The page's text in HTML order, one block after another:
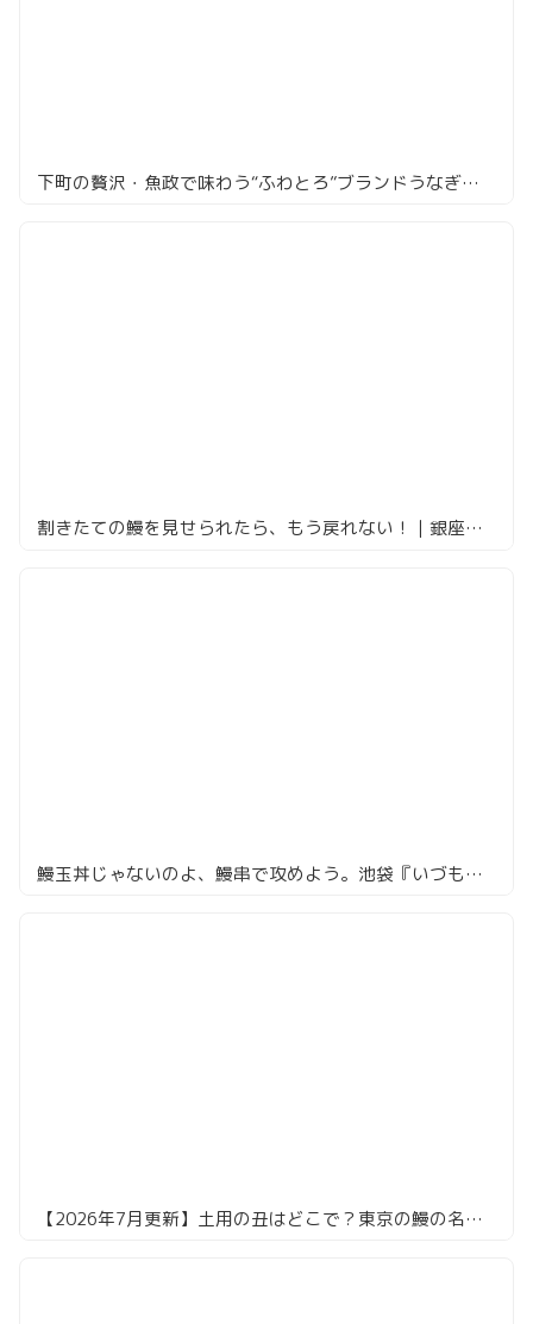
下町の贅沢・魚政で味わう“ふわとろ”ブランドうなぎの極み
割きたての鰻を見せられたら、もう戻れない！｜銀座・四代目高橋屋
鰻玉丼じゃないのよ、鰻串で攻めよう。池袋『いづも』で部位食べ比べ！
【2026年7月更新】土用の丑はどこで？東京の鰻の名店16選。共水・天然・江戸前まで食べ倒してきました！